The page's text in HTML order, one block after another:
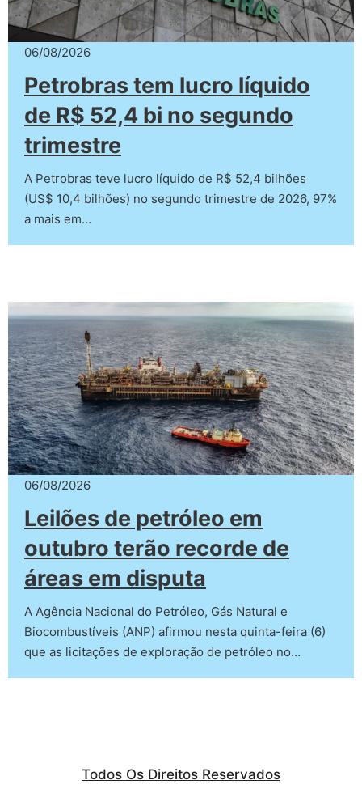
06/08/2026
Petrobras tem lucro líquido
de R$ 52,4 bi no segundo
trimestre
A Petrobras teve lucro líquido de R$ 52,4 bilhões
(US$ 10,4 bilhões) no segundo trimestre de 2026, 97%
a mais em…
06/08/2026
Leilões de petróleo em
outubro terão recorde de
áreas em disputa
A Agência Nacional do Petróleo, Gás Natural e
Biocombustíveis (ANP) afirmou nesta quinta-feira (6)
que as licitações de exploração de petróleo no…
Todos Os Direitos Reservados